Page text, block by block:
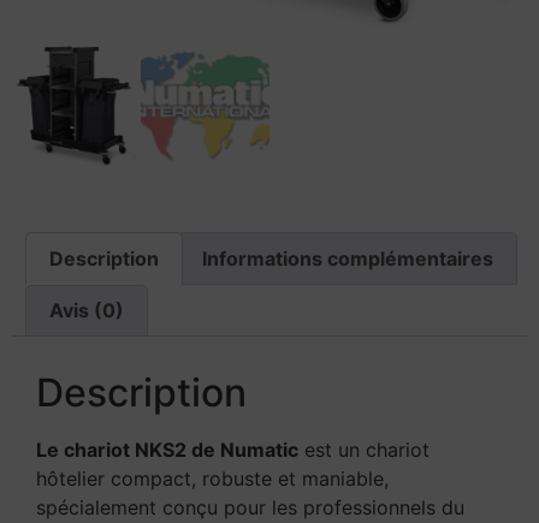
Description Informations complémentaires
Avis (0)
Description
Le chariot NKS2 de Numatic est un chariot
hôtelier compact, robuste et maniable,
spécialement conçu pour les professionnels du